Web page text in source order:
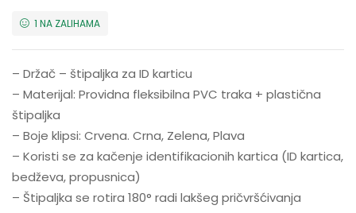
1 NA ZALIHAMA
– Držač – štipaljka za ID karticu
– Materijal: Providna fleksibilna PVC traka + plastična
štipaljka
– Boje klipsi: Crvena. Crna, Zelena, Plava
– Koristi se za kačenje identifikacionih kartica (ID kartica,
bedževa, propusnica)
– Štipaljka se rotira 180° radi lakšeg pričvršćivanja